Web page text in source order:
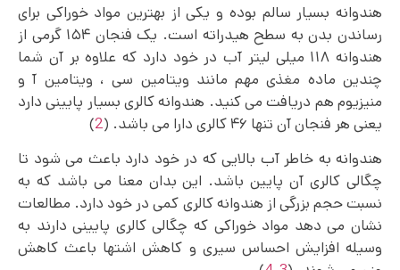
هندوانه بسیار سالم بوده و یکی از بهترین مواد خوراکی برای
رساندن بدن به سطح هیدراته است. یک فنجان ۱۵۴ گرمی از
هندوانه ۱۱۸ میلی لیتر آب در خود دارد که علاوه بر آن شما
چندین ماده مغذی مهم مانند ویتامین سی ، ویتامین آ و
منیزیوم هم دریافت می کنید. هندوانه کالری بسیار پایینی دارد
یعنی هر فنجان آن تنها ۴۶ کالری دارا می باشد. (
2
)
هندوانه به خاطر آب بالایی که در خود دارد باعث می‌ شود تا
چگالی کالری آن پایین باشد. این بدان معنا می باشد که به
نسبت حجم بزرگی از هندوانه کالری کمی در خود دارد. مطالعات
نشان می دهد مواد خوراکی که چگالی کالری پایینی دارند به
وسیله افزایش احساس سیری و کاهش اشتها باعث کاهش